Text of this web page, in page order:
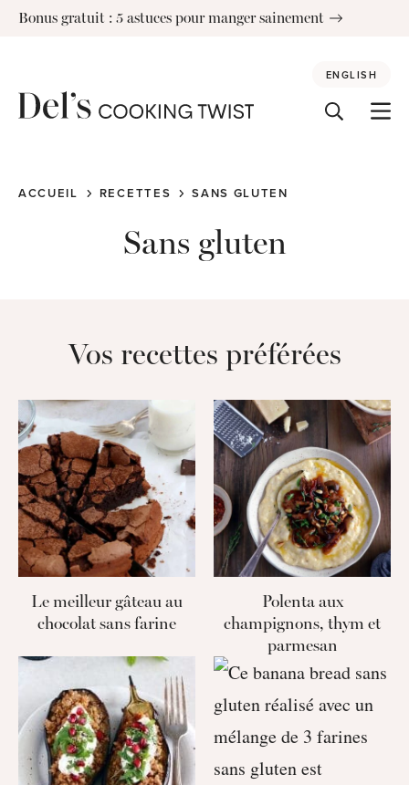
SkipBonus gratuit : 5 astuces pour manger sainement
ENGLISH
ACCUEIL RECETTES SANS GLUTEN
Sans gluten
Vos recettes préférées
Le meilleur gâteau au
chocolat sans farine
Polenta aux
champignons, thym et
parmesan